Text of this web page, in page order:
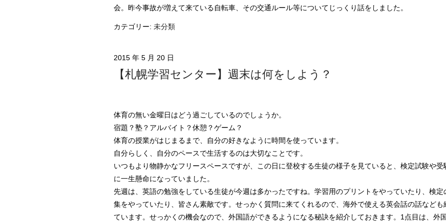
会。昨今事故が増えて来ている自転車、その交通ルール等についてじっくり話をしました。
カテゴリー: 未分類
2015 年 5 月 20 日
【札幌学習センター】週末は何をしよう？
体育の無い金曜日はどう過ごしているのでしょうか。
宿題？塾？アルバイト？休憩？ゲーム？
体育の授業がはじまるまで、自分の好きなように時間を使っています。
自分らしく、自分のペースで生活するのは大切なことです。
いつもより物静かなフリースペースですが、この日に登校する生徒の様子を見ていると、検定試験や受
に一生懸命になっていました。
先週は、英語の勉強をしている生徒が今週は多かったですね。学習用のプリントをやっていたり、検定
集をやっていたり、皆さん素敵です。せっかく質問に来てくれるので、海外で使える英会話の話なども
ています。せっかくの機会なので、外国語ができるようになる秘訣を紹介しておきます。1点目は、外